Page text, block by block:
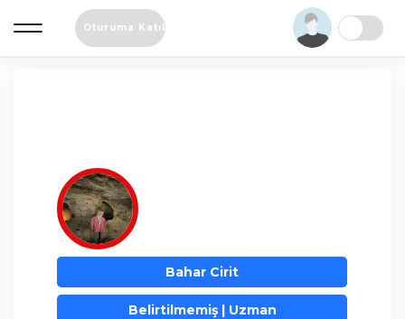
Oturuma Katıl
Bahar Cirit
Belirtilmemiş | Uzman